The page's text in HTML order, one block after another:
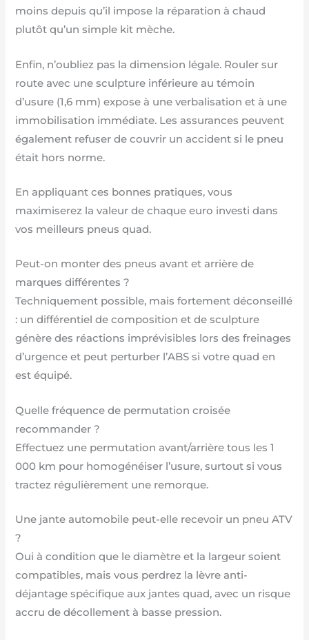
moins depuis qu’il impose la réparation à chaud
plutôt qu’un simple kit mèche.
Enfin, n’oubliez pas la dimension légale. Rouler sur
route avec une sculpture inférieure au témoin
d’usure (1,6 mm) expose à une verbalisation et à une
immobilisation immédiate. Les assurances peuvent
également refuser de couvrir un accident si le pneu
était hors norme.
En appliquant ces bonnes pratiques, vous
maximiserez la valeur de chaque euro investi dans
vos meilleurs pneus quad.
Peut-on monter des pneus avant et arrière de
marques différentes ?
Techniquement possible, mais fortement déconseillé
: un différentiel de composition et de sculpture
génère des réactions imprévisibles lors des freinages
d’urgence et peut perturber l’ABS si votre quad en
est équipé.
Quelle fréquence de permutation croisée
recommander ?
Effectuez une permutation avant/arrière tous les 1
000 km pour homogénéiser l’usure, surtout si vous
tractez régulièrement une remorque.
Une jante automobile peut-elle recevoir un pneu ATV
?
Oui à condition que le diamètre et la largeur soient
compatibles, mais vous perdrez la lèvre anti-
déjantage spécifique aux jantes quad, avec un risque
accru de décollement à basse pression.